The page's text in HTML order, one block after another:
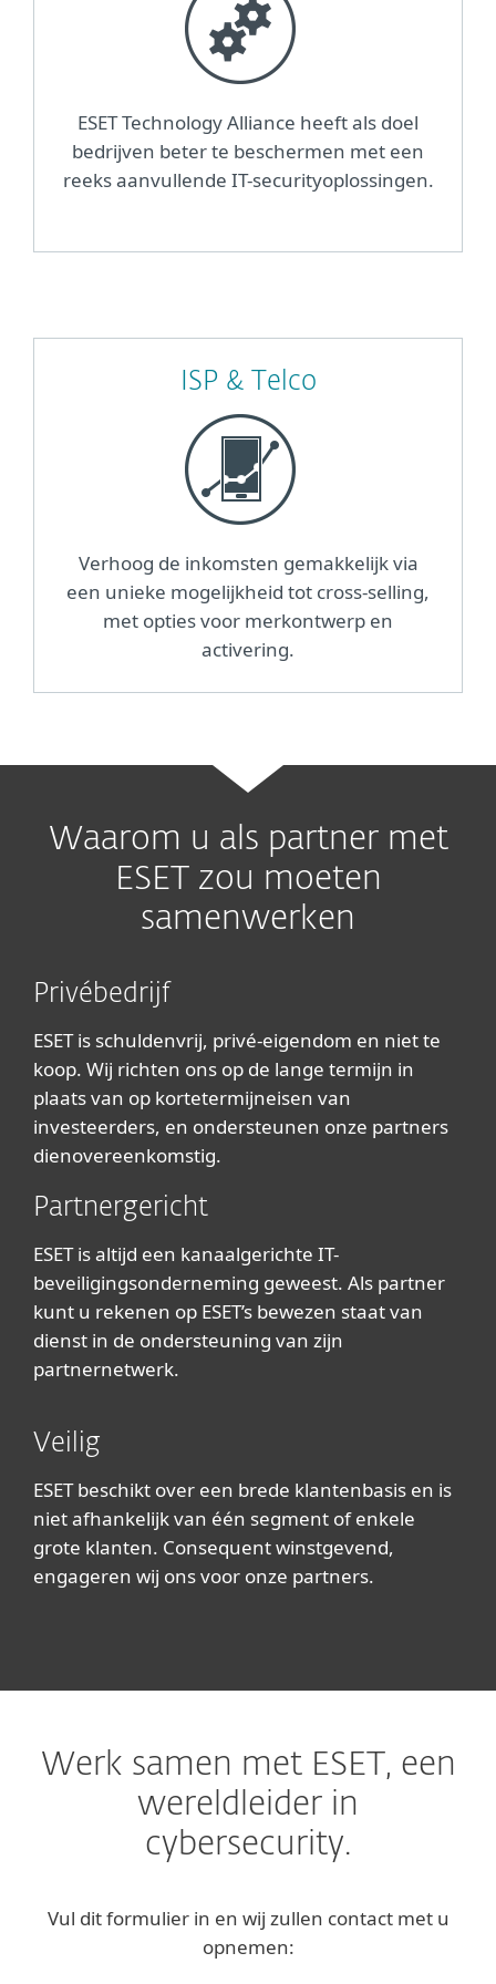
ESET Technology Alliance heeft als doel
bedrijven beter te beschermen met een
reeks aanvullende IT-securityoplossingen.
ISP & Telco
Verhoog de inkomsten gemakkelijk via
een unieke mogelijkheid tot cross-selling,
met opties voor merkontwerp en
activering.
Waarom u als partner met
ESET zou moeten
samenwerken
Partnergericht
ESET is altijd een kanaalgerichte IT-
beveiligingsonderneming geweest. Als partner
kunt u rekenen op ESET’s bewezen staat van
dienst in de ondersteuning van zijn
partnernetwerk.
Veilig
ESET beschikt over een brede klantenbasis en is
niet afhankelijk van één segment of enkele
grote klanten. Consequent winstgevend,
engageren wij ons voor onze partners.
Privébedrijf
ESET is schuldenvrij, privé-eigendom en niet te
koop. Wij richten ons op de lange termijn in
plaats van op kortetermijneisen van
investeerders, en ondersteunen onze partners
dienovereenkomstig.
Werk samen met ESET, een
wereldleider in
cybersecurity.
Vul dit formulier in en wij zullen contact met u
opnemen: